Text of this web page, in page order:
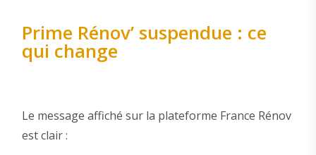
Prime Rénov’ suspendue : ce
qui change
Le message affiché sur la plateforme France Rénov
est clair :